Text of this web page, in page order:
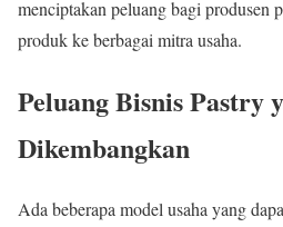
menciptakan peluang bagi produsen
produk ke berbagai mitra usaha.
Peluang Bisnis Pastry
Dikembangkan
Ada beberapa model usaha yang